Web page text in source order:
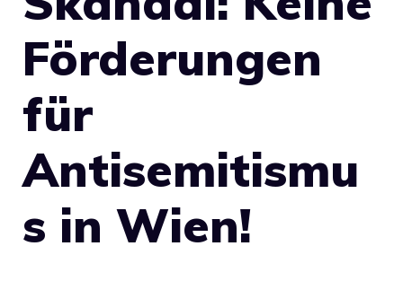
Förderungen
für
Antisemitismu
s in Wien!